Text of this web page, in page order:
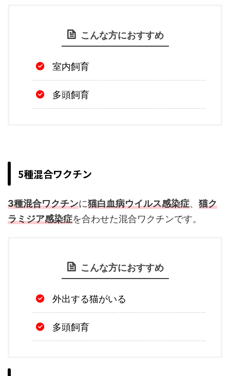
こんな方におすすめ
室内飼育
多頭飼育
5種混合ワクチン
3種混合ワクチンに猫白血病ウイルス感染症、 猫ク
ラミジア感染症を合わせた混合ワクチンです。
こんな方におすすめ
外出する猫がいる
多頭飼育